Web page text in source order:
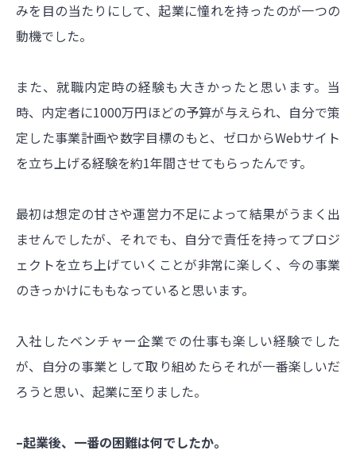
みを目の当たりにして、起業に憧れを持ったのが一つの
動機でした。
また、就職内定時の経験も大きかったと思います。当
時、内定者に1000万円ほどの予算が与えられ、自分で策
定した事業計画や数字目標のもと、ゼロからWebサイト
を立ち上げる経験を約1年間させてもらったんです。
最初は想定の甘さや運営力不足によって結果がうまく出
ませんでしたが、それでも、自分で責任を持ってプロジ
ェクトを立ち上げていくことが非常に楽しく、今の事業
のきっかけにももなっていると思います。
入社したベンチャー企業での仕事も楽しい経験でした
が、自分の事業として取り組めたらそれが一番楽しいだ
ろうと思い、起業に至りました。
–起業後、一番の困難は何でしたか。